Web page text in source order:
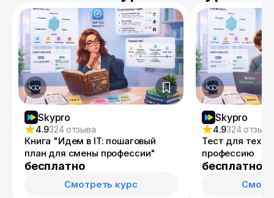
Skypro
4.9324 отзыва
Книга "Идем в IT: пошаговый
план для смены профессии"
бесплатно
Смотреть курс
Skypro
4.9324 отзыва
Тест для тех,
профессию
бесплатно